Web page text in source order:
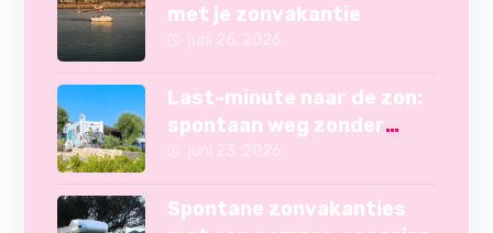
met je zonvakantie
Last-minute naar de zon:
spontaan weg zonder
Spontane zonvakanties